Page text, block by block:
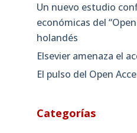
Un nuevo estudio
económicas del
holandés
Elsevier amenaza el
El pulso del Open
Categorías